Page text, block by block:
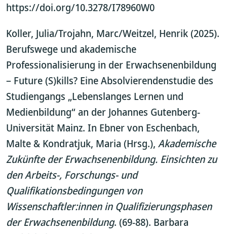
https://doi.org/10.3278/I78960W0
Koller, Julia/Trojahn, Marc/Weitzel, Henrik (2025).
Berufswege und akademische
Professionalisierung in der Erwachsenenbildung
– Future (S)kills? Eine Absolvierendenstudie des
Studiengangs „Lebenslanges Lernen und
Medienbildung“ an der Johannes Gutenberg-
Universität Mainz. In Ebner von Eschenbach,
Malte & Kondratjuk, Maria (Hrsg.), Akademische
Zukünfte der Erwachsenenbildung. Einsichten zu
den Arbeits-, Forschungs- und
Qualifikationsbedingungen von
Wissenschaftler:innen in Qualifizierungsphasen
der Erwachsenenbildung. (69-88). Barbara